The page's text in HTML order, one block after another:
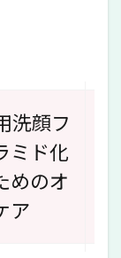
洗顔フ
ミド化
めのオ
ア